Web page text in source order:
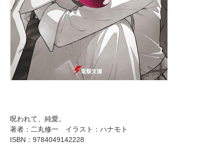
呪われて、純愛。
著者：二丸修一 イラスト：ハナモト
ISBN：9784049142228